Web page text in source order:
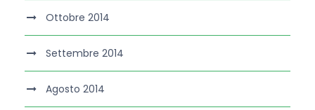
Ottobre 2014
Settembre 2014
Agosto 2014